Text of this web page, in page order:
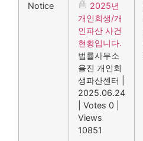
Notice
2025년
개인회생/개
인파산 사건
현황입니다.
법률사무소
율진 개인회
생파산센터
2025.06.24
Votes 0
Views
10851